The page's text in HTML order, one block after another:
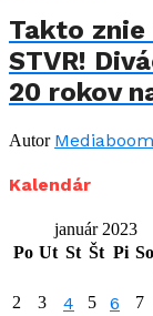
Takto znie
STVR!
20 rokov
Autor Mediaboom
Kalendár
január 2023
Po Ut St Št Pi So
2 3 4 5 6 7